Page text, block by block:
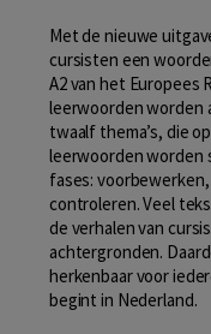
Met de nieuwe
cursisten een
A2 van het Europees
leerwoorden worden
twaalf thema’s, die
leerwoorden worden
fases:
controleren. Veel
de verhalen van
achtergronden.
herkenbaar voor
begint in Nederland.